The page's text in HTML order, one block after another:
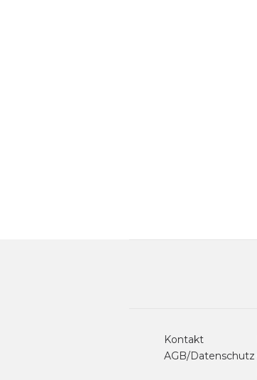
Kontakt
AGB/Datenschutz